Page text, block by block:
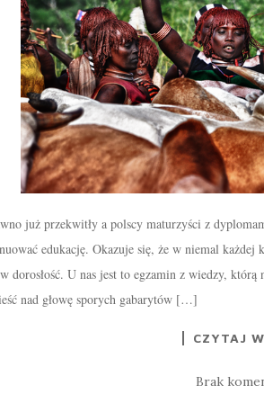
już przekwitły a polscy maturzyści z
edukację. Okazuje się, że w niemal
dorosłość. U nas jest to egzamin z wiedzy,
nad głowę sporych gabarytów […]
CZYTAJ
Brak